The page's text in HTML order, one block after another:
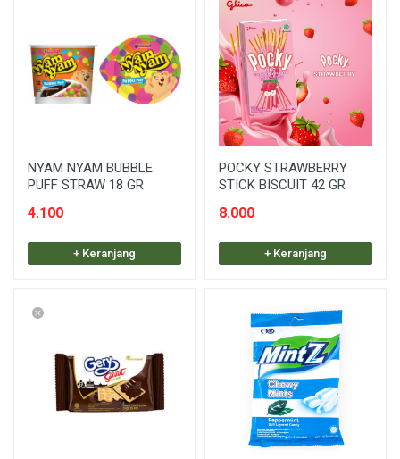
NYAM NYAM BUBBLE
PUFF STRAW 18 GR
4.100
+ Keranjang
POCKY STRAWBERRY
STICK BISCUIT 42 GR
8.000
+ Keranjang